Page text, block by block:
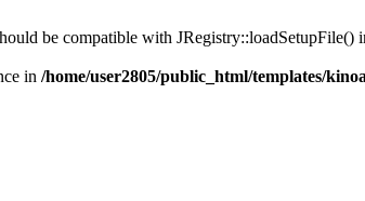
be compatible with JRegistry::loadSetupFile()
in /home/user2805/public_html/templates/